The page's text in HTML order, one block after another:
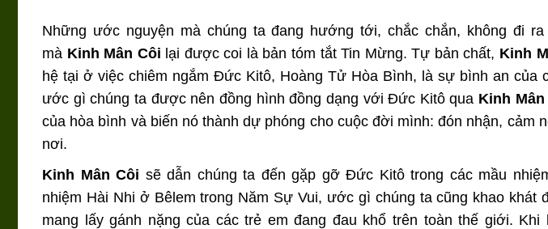
Những ước nguyện mà chúng ta đang hướng tới, chắc chắn, không đi
mà Kinh Mân Côi lại được coi là bản tóm tắt Tin Mừng. Tự bản chất, Kinh
hệ tại ở việc chiêm ngắm Đức Kitô, Hoàng Tử Hòa Bình, là sự bình an của
ước gì chúng ta được nên đồng hình đồng dạng với Đức Kitô qua Kinh Mân
của hòa bình và biến nó thành dự phóng cho cuộc đời mình: đón nhận, cảm
nơi.
Kinh Mân Côi sẽ dẫn chúng ta đến gặp gỡ Đức Kitô trong các mầu
nhiệm Hài Nhi ở Bêlem trong Năm Sự Vui, ước gì chúng ta cũng khao khát
mang lấy gánh nặng của các trẻ em đang đau khổ trên toàn thế giới.